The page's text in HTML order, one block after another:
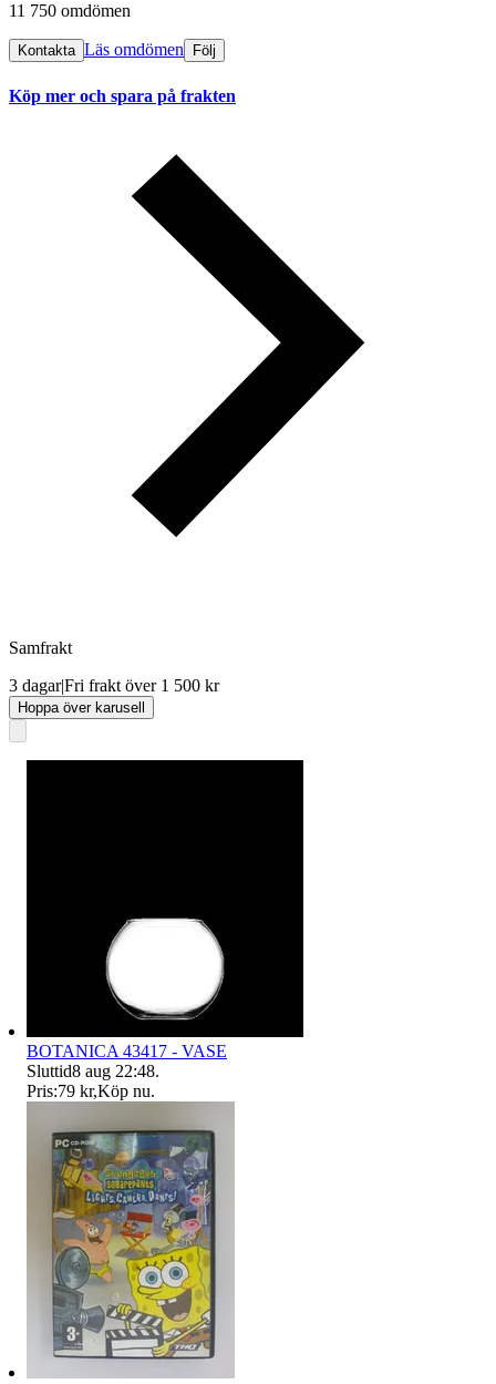
11 750 omdömen
Kontakta Läs omdömen Följ
Köp mer och spara på frakten
Samfrakt
3 dagar|Fri frakt över 1 500 kr
Hoppa över karusell
BOTANICA 43417 - VASE
Sluttid8 aug 22:48.
Pris:79 kr,Köp nu.